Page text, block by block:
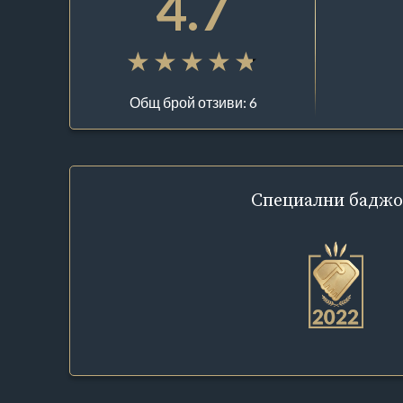
Общ брой отзиви: 6
Специални